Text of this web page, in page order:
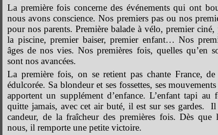
La première fois concerne des événements qui ont
nous avons conscience. Nos premiers pas ou nos
pour nos parents. Première balade à vélo, premier
la piscine, premier baiser, premier enfant… Nos
âges de nos vies. Nos premières fois, quelles qu’en
sont nos avancées.
La première fois, on se retient pas chante France,
édulcorée. Sa blondeur et ses fossettes, ses
apportent un supplément d’enfance. L’enfant tapi
quitte jamais, avec cet air buté, il est sur ses gardes.
candeur, de la fraîcheur des premières fois. Dès que
nous, il remporte une petite victoire.